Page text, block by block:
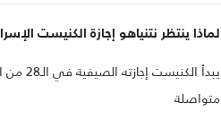
لماذا ينتظر نتنياهو إجازة الكنيست
يبدأ
متواصلة